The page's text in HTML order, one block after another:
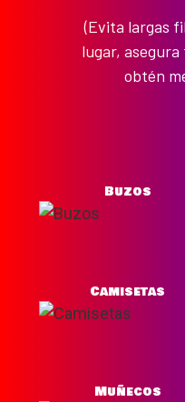
(Evita largas
lugar,
obtén
Buzos
Camisetas
Muñecos